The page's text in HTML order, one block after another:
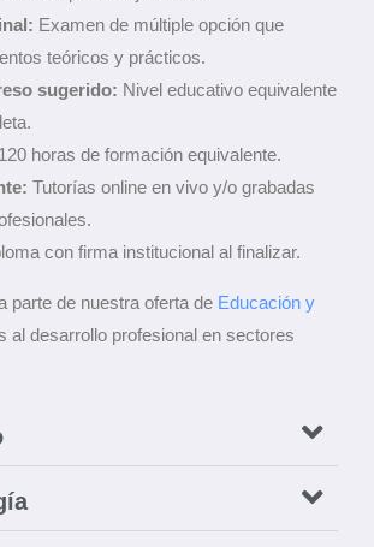
Examen de múltiple opción que
teóricos y prácticos.
sugerido: Nivel educativo equivalente
120 horas de formación equivalente.
Tutorías online en vivo y/o grabadas
con firma institucional al finalizar.
parte de nuestra oferta de Educación y
al desarrollo profesional en sectores